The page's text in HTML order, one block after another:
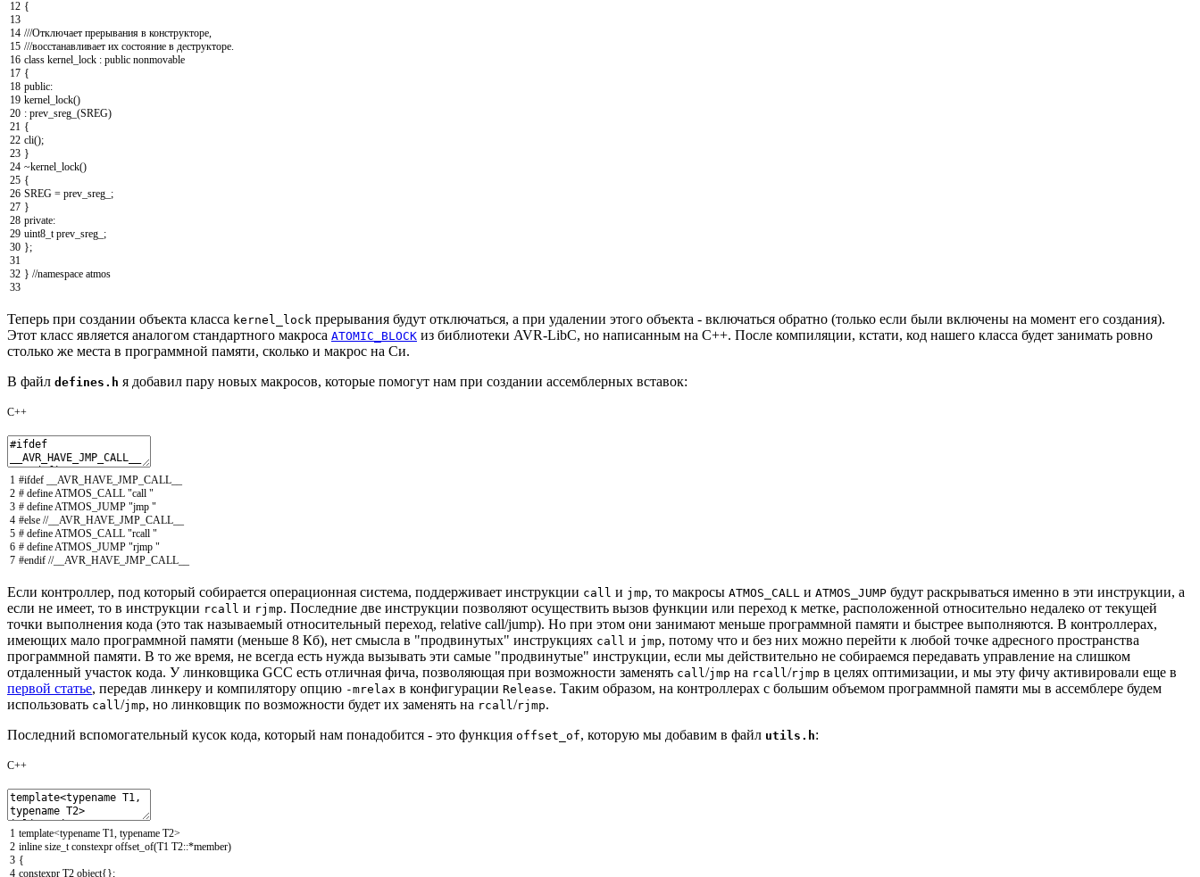
12
13
14
15
16
17
18
19
20
21
22
23
24
25
26
27
28
29
30
31
32
33
{
///Отключает прерывания в конструкторе,
///восстанавливает их состояние в деструкторе.
class kernel_lock : public nonmovable
{
public:
kernel_lock()
: prev_sreg_ (SREG)
{
cli();
}
~kernel_lock()
{
SREG = prev_sreg_ ;
}
private:
uint8_tprev_sreg_ ;
};
} //namespace atmos
Теперь при создании объекта класса kernel_lock прерывания будут отключаться, а при удалении этого объекта - включаться обратно (только если были включены на момент его создания).
Этот класс является аналогом стандартного макроса ATOMIC_BLOCK из библиотеки AVR-LibC, но написанным на C++. После компиляции, кстати, код нашего класса будет занимать ровно
столько же места в программной памяти, сколько и макрос на Си.
В файл defines.h я добавил пару новых макросов, которые помогут нам при создании ассемблерных вставок:
C++
1
2
3
4
5
6
7
#ifdef __AVR_HAVE_JMP_CALL__
# define ATMOS_CALL "call "
# define ATMOS_JUMP "jmp "
#else //__AVR_HAVE_JMP_CALL__
# define ATMOS_CALL "rcall "
# define ATMOS_JUMP "rjmp "
#endif //__AVR_HAVE_JMP_CALL__
Если контроллер, под который собирается операционная система, поддерживает инструкции call и jmp, то макросы ATMOS_CALL и ATMOS_JUMP будут раскрываться именно в эти инструкции, а
если не имеет, то в инструкции rcall и rjmp. Последние две инструкции позволяют осуществить вызов функции или переход к метке, расположенной относительно недалеко от текущей
точки выполнения кода (это так называемый относительный переход, relative call/jump). Но при этом они занимают меньше программной памяти и быстрее выполняются. В контроллерах,
имеющих мало программной памяти (меньше 8 Кб), нет смысла в "продвинутых" инструкциях call и jmp, потому что и без них можно перейти к любой точке адресного пространства
программной памяти. В то же время, не всегда есть нужда вызывать эти самые "продвинутые" инструкции, если мы действительно не собираемся передавать управление на слишком
отдаленный участок кода. У линковщика GCC есть отличная фича, позволяющая при возможности заменять call/jmp на rcall/rjmp в целях оптимизации, и мы эту фичу активировали еще в
первой статье, передав линкеру и компилятору опцию -mrelax в конфигурации Release. Таким образом, на контроллерах с большим объемом программной памяти мы в ассемблере будем
использовать call/jmp, но линковщик по возможности будет их заменять на rcall/rjmp.
Последний вспомогательный кусок кода, который нам понадобится - это функция offset_of, которую мы добавим в файл utils.h:
C++
1
2
3
4
template<typename T1 typename T2>
inline size_t constexpr offset_of(T1 T2::*member)
{
constexpr T2 object{};